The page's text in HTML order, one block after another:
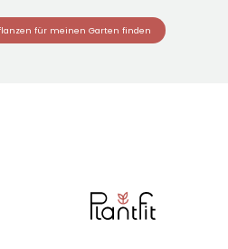
für meinen Garten finden